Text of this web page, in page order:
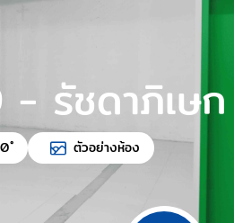
- รัชดาภิเษก
ตัวอย่างห้อง